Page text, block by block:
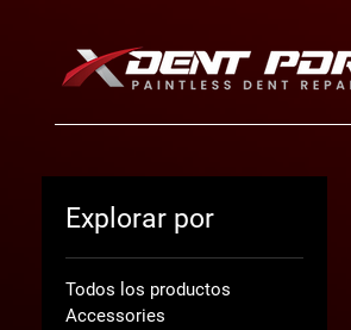
Explorar por
Todos los productos
Accessories